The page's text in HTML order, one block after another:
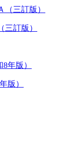
訂版）
版）